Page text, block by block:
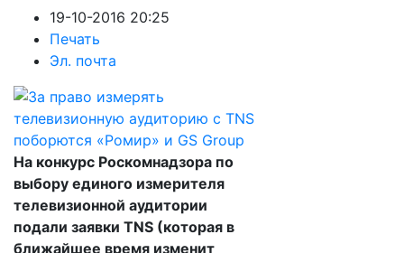
19-10-2016 20:25
Печать
Эл. почта
На конкурс Роскомнадзора по
выбору единого измерителя
телевизионной аудитории
подали заявки TNS (которая в
ближайшее время изменит